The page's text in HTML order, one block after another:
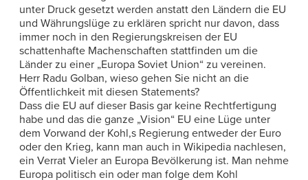
unter Druck gesetzt werden anstatt den Ländern die EU
und Währungslüge zu erklären spricht nur davon, dass
immer noch in den Regierungskreisen der EU
schattenhafte Machenschaften stattfinden um die
Länder zu einer „Europa Soviet Union“ zu vereinen.
Herr Radu Golban, wieso gehen Sie nicht an die
Öffentlichkeit mit diesen Statements?
Dass die EU auf dieser Basis gar keine Rechtfertigung
habe und das die ganze „Vision“ EU eine Lüge unter
dem Vorwand der Kohl,s Regierung entweder der Euro
oder den Krieg, kann man auch in Wikipedia nachlesen,
ein Verrat Vieler an Europa Bevölkerung ist. Man nehme
Europa politisch ein oder man folge dem Kohl